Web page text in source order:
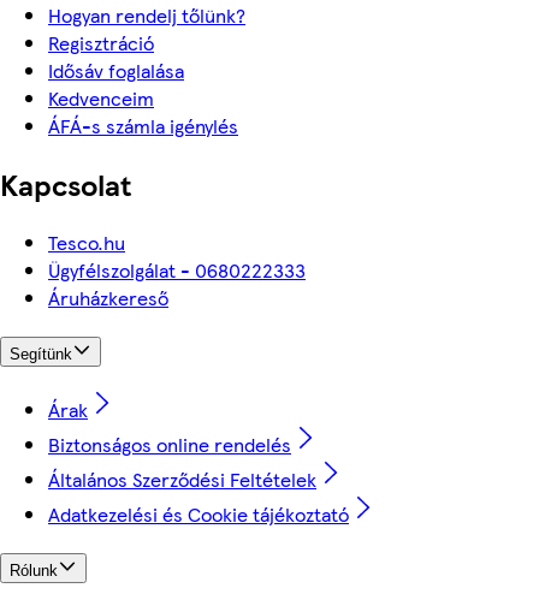
Hogyan rendelj tőlünk?
Regisztráció
Idősáv foglalása
Kedvenceim
ÁFÁ-s számla igénylés
Kapcsolat
Tesco.hu
Ügyfélszolgálat - 0680222333
Áruházkereső
Segítünk
Árak
Biztonságos online rendelés
Általános Szerződési Feltételek
Adatkezelési és Cookie tájékoztató
Rólunk